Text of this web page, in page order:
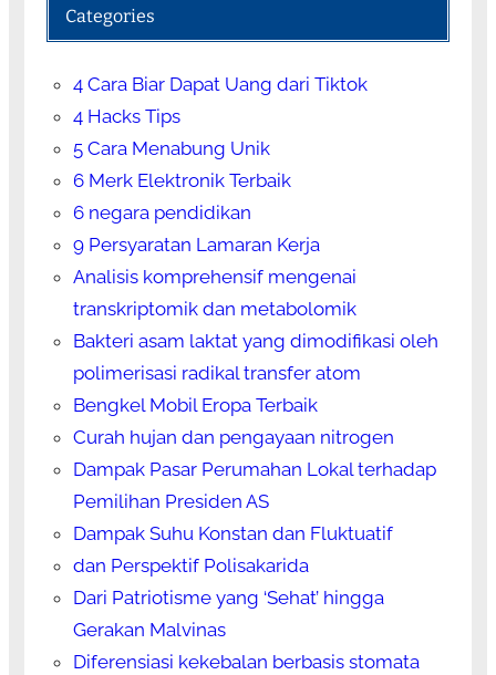
Categories
4 Cara Biar Dapat Uang dari Tiktok
4 Hacks Tips
5 Cara Menabung Unik
6 Merk Elektronik Terbaik
6 negara pendidikan
9 Persyaratan Lamaran Kerja
Analisis komprehensif mengenai
transkriptomik dan metabolomik
Bakteri asam laktat yang dimodifikasi oleh
polimerisasi radikal transfer atom
Bengkel Mobil Eropa Terbaik
Curah hujan dan pengayaan nitrogen
Dampak Pasar Perumahan Lokal terhadap
Pemilihan Presiden AS
Dampak Suhu Konstan dan Fluktuatif
dan Perspektif Polisakarida
Dari Patriotisme yang ‘Sehat’ hingga
Gerakan Malvinas
Diferensiasi kekebalan berbasis stomata